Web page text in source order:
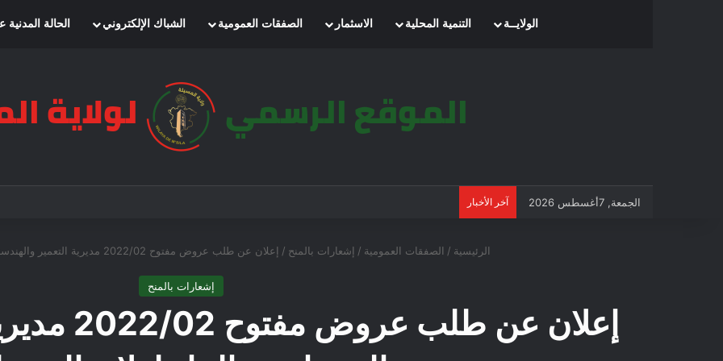
الرئيسيةالولايــة التنمية المحلية الاسثمار الصفقات العمومية الشباك الإلكتروني الحالة
الجمعة, 7أغسطس 2026 آخر الأخبار
الرئيسية / الصفقات العمومية / إشعارات بالمنح / إعلان عن طلب عروض مفتوح 2022/02 مديرية التعمير والهندسة المعمارية والبناء لولاية المسيلة
إشعارات بالمنح
إعلان عن